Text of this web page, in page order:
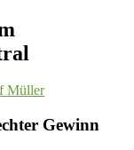
Müller
Gewinn